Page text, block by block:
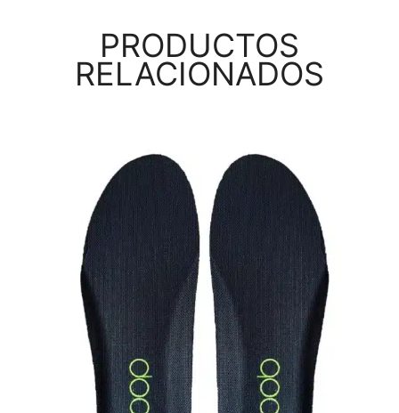
PRODUCTOS
RELACIONADOS